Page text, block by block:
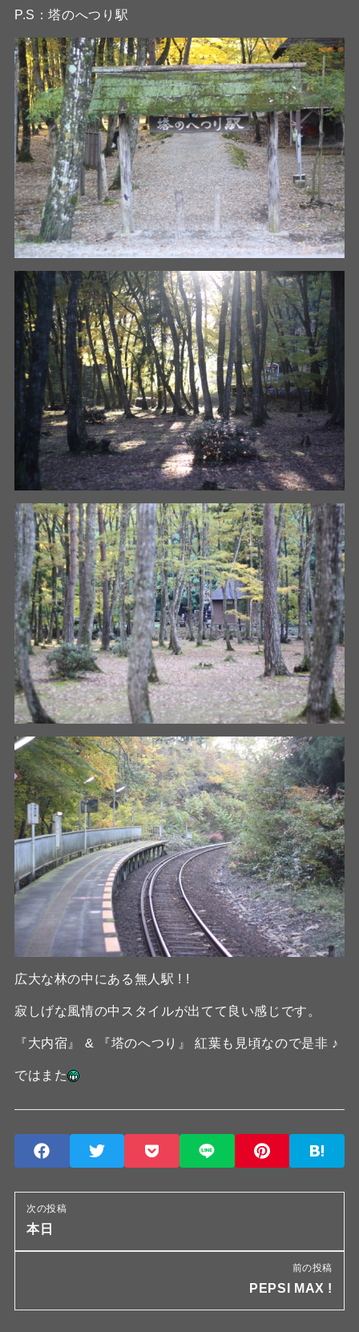
P.S：塔のへつり駅
広大な林の中にある無人駅 ! !
寂しげな風情の中スタイルが出てて良い感じです。
『大内宿』 & 『塔のへつり』 紅葉も見頃なので是非 ♪
ではまた
次の投稿
本日
前の投稿
PEPSI MAX !